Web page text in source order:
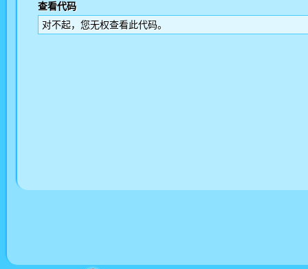
查看代码
对不起，您无权查看此代码。